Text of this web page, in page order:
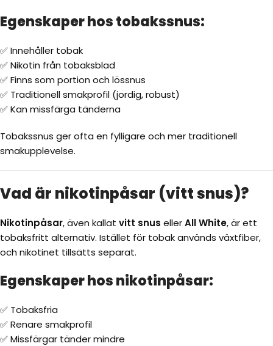
Egenskaper hos tobakssnus:
✅ Innehåller tobak
✅ Nikotin från tobaksblad
✅ Finns som portion och lössnus
✅ Traditionell smakprofil (jordig, robust)
✅ Kan missfärga tänderna
Tobakssnus ger ofta en fylligare och mer traditionell
smakupplevelse.
Vad är nikotinpåsar (vitt snus)?
Nikotinpåsar, även kallat vitt snus ellerAll White, är ett
tobaksfritt alternativ. Istället för tobak används växtfiber,
och nikotinet tillsätts separat.
Egenskaper hos nikotinpåsar:
✅ Tobaksfria
✅ Renare smakprofil
✅ Missfärgar tänder mindre